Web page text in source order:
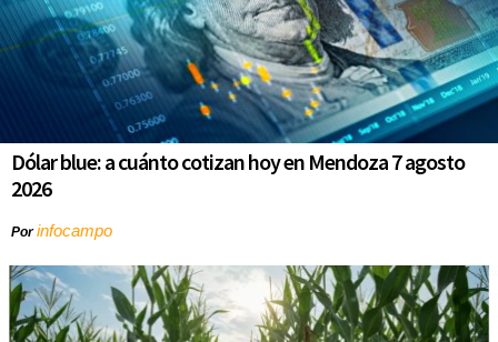
Dólar blue: a cuánto cotizan hoy en Mendoza 7 agosto
2026
Porinfocampo